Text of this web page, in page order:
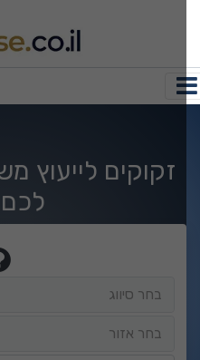
חיפוש
זקוקים לייעוץ
לכם
בחר סיווג
בחר אזור